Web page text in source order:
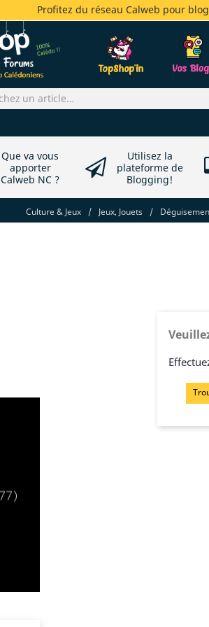
Profitez du réseau Calweb pour
Que va vous
apporter
Calweb NC ?
Utilisez la
plateforme de
Blogging!
Culture & Jeux / Jeux, Jouets /